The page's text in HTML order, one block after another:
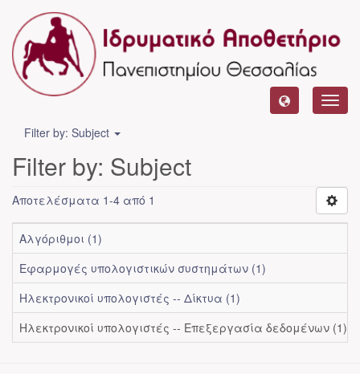
Filter by: Subject
Filter by: Subject
Αποτελέσματα 1-4 από 1
Αλγόριθμοι (1)
Εφαρμογές υπολογιστικών συστημάτων (1)
Ηλεκτρονικοί υπολογιστές -- Δίκτυα (1)
Ηλεκτρονικοί υπολογιστές -- Επεξεργασία δεδομένων (1)